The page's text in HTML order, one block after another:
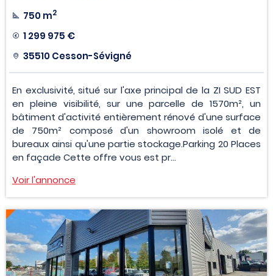
750 m2
1 299 975 €
35510 Cesson-Sévigné
En exclusivité, situé sur l'axe principal de la ZI SUD EST
en pleine visibilité, sur une parcelle de 1570m², un
bâtiment d'activité entièrement rénové d'une surface
de 750m² composé d'un showroom isolé et de
bureaux ainsi qu'une partie stockage.Parking 20 Places
en façade Cette offre vous est pr...
Voir l'annonce